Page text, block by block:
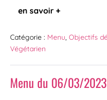
en savoir +
Catégorie : Menu, Objectifs
Végétarien
Menu du 06/03/2023